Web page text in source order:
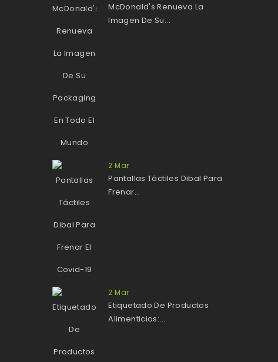
McDonald's Renueva La
Imagen De Su...
2 Mar
Pantallas Táctiles Dibal Para
Frenar...
2 Mar
Etiquetado De Productos
Alimenticios:...